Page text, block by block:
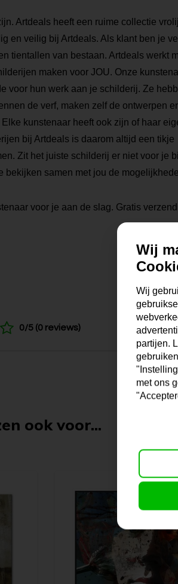
Artdeals heeft een ruime collectie
en veilig bij Artdeals. Als klant ben je
tientallen van bestaan. Artdeals werkt
maken voor JOU. Onze
voor hun werk aan je schilderij. Ze
de verf, maken zelf de ontwerpen
kunstenaar heeft ook zijn of haar
bij Artdeals is daarom altijd een tikje
Zit het juiste schilderij er niet voor je
bekijken samen met jou de
voor je aan de slag. Gratis
0/5 (0 reviews)
ook voor...
Wij
Wij
partijen.
met ons